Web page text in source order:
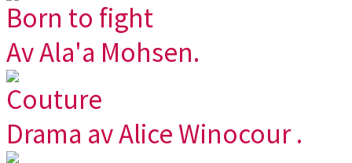
Born to fight
Av Ala'a Mohsen.
Couture
Drama av Alice Winocour .